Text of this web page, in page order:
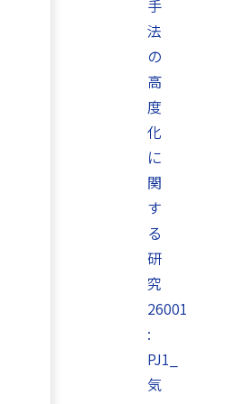
手
法
の
高
度
化
に
関
す
る
研
究
26001
:
PJ1_
気